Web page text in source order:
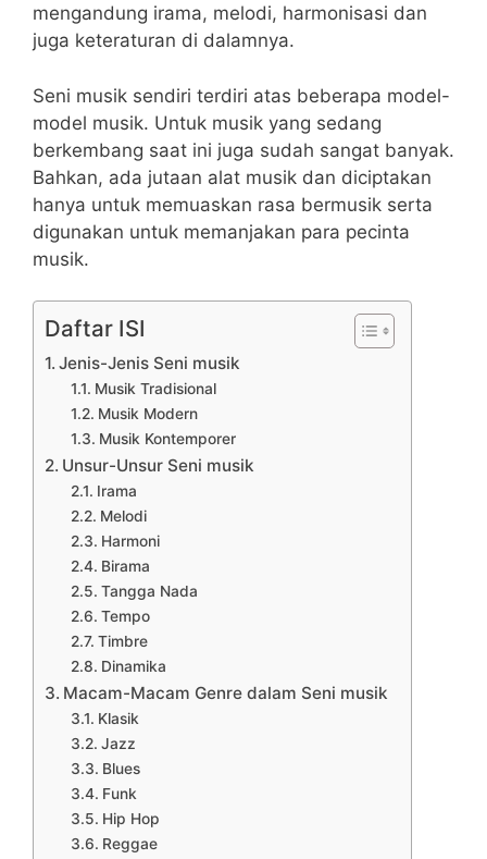
mengandung irama, melodi, harmonisasi dan
juga keteraturan di dalamnya.
Seni musik sendiri terdiri atas beberapa model-
model musik. Untuk musik yang sedang
berkembang saat ini juga sudah sangat banyak.
Bahkan, ada jutaan alat musik dan diciptakan
hanya untuk memuaskan rasa bermusik serta
digunakan untuk memanjakan para pecinta
musik.
Daftar ISI
Jenis-Jenis Seni musik
Musik Tradisional
Musik Modern
Musik Kontemporer
Unsur-Unsur Seni musik
Irama
Melodi
Harmoni
Birama
Tangga Nada
Tempo
Timbre
Dinamika
Macam-Macam Genre dalam Seni musik
Klasik
Jazz
Blues
Funk
Hip Hop
Reggae